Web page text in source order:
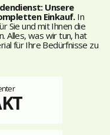
Unsere
Einkauf.In
Sie und mit Ihnen die
Alles, was wir tun, hat
für Ihre Bedürfnisse zu